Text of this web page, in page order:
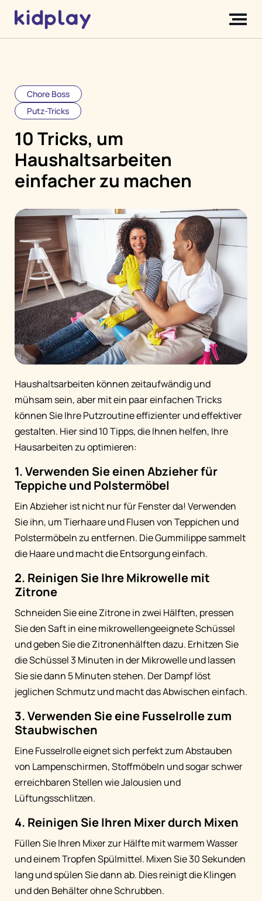
Chore Boss
Putz-Tricks
10 Tricks, um
Haushaltsarbeiten
einfacher zu machen
Haushaltsarbeiten können zeitaufwändig und
mühsam sein, aber mit ein paar einfachen Tricks
können Sie Ihre Putzroutine effizienter und effektiver
gestalten. Hier sind 10 Tipps, die Ihnen helfen, Ihre
Hausarbeiten zu optimieren:
1. Verwenden Sie einen Abzieher für
Teppiche und Polstermöbel
Ein Abzieher ist nicht nur für Fenster da! Verwenden
Sie ihn, um Tierhaare und Flusen von Teppichen und
Polstermöbeln zu entfernen. Die Gummilippe sammelt
die Haare und macht die Entsorgung einfach.
2. Reinigen Sie Ihre Mikrowelle mit
Zitrone
Schneiden Sie eine Zitrone in zwei Hälften, pressen
Sie den Saft in eine mikrowellengeeignete Schüssel
und geben Sie die Zitronenhälften dazu. Erhitzen Sie
die Schüssel 3 Minuten in der Mikrowelle und lassen
Sie sie dann 5 Minuten stehen. Der Dampf löst
jeglichen Schmutz und macht das Abwischen einfach.
3. Verwenden Sie eine Fusselrolle zum
Staubwischen
Eine Fusselrolle eignet sich perfekt zum Abstauben
von Lampenschirmen, Stoffmöbeln und sogar schwer
erreichbaren Stellen wie Jalousien und
Lüftungsschlitzen.
4. Reinigen Sie Ihren Mixer durch Mixen
Füllen Sie Ihren Mixer zur Hälfte mit warmem Wasser
und einem Tropfen Spülmittel. Mixen Sie 30 Sekunden
lang und spülen Sie dann ab. Dies reinigt die Klingen
und den Behälter ohne Schrubben.